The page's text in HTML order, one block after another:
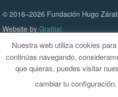
© 2016–2026 Fundación Hugo
Website by Grafital
Nuestra web utiliza cookies
continúas navegando,
que quieras, puedes visitar
cambiar tu configuración.